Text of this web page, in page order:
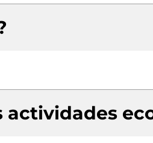
actividades